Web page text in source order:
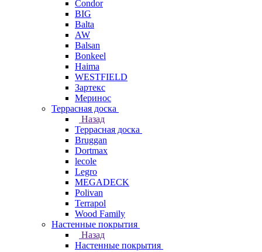
Condor
BIG
Balta
AW
Balsan
Bonkeel
Haima
WESTFIELD
Зартекс
Меринос
Террасная доска
Назад
Террасная доска
Bruggan
Dortmax
lecole
Legro
MEGADECK
Polivan
Terrapol
Wood Family
Настенные покрытия
Назад
Настенные покрытия